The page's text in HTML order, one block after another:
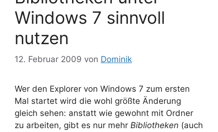
Windows 7 sinnvoll
nutzen
12. Februar 2009 von Dominik
Wer den Explorer von Windows 7 zum ersten
Mal startet wird die wohl größte Änderung
gleich sehen: anstatt wie gewohnt mit Ordner
zu arbeiten, gibt es nur mehr Bibliotheken (auch